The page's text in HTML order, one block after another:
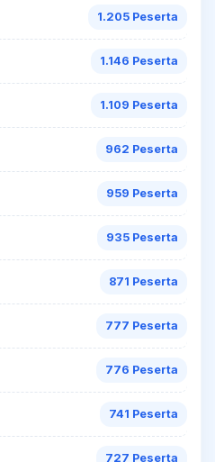
1.205 Peserta
1.146 Peserta
1.109 Peserta
962 Peserta
959 Peserta
935 Peserta
871 Peserta
777 Peserta
776 Peserta
741 Peserta
727 Peserta